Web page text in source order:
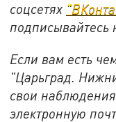
соцсетях
подписывайтесь
Если вам есть
"Царьград.
свои
электронную